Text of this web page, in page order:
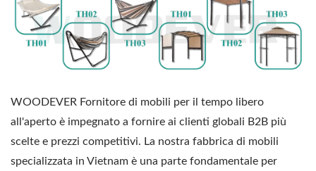
WOODEVER Fornitore di mobili per il tempo libero
all'aperto è impegnato a fornire ai clienti globali B2B più
scelte e prezzi competitivi. La nostra fabbrica di mobili
specializzata in Vietnam è una parte fondamentale per